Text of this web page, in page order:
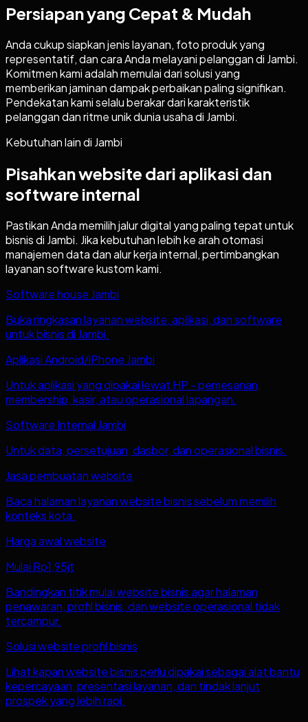
Persiapan yang Cepat & Mudah
Anda cukup siapkan jenis layanan, foto produk yang
representatif, dan cara Anda melayani pelanggan di Jambi.
Komitmen kami adalah memulai dari solusi yang
memberikan jaminan dampak perbaikan paling signifikan.
Pendekatan kami selalu berakar dari karakteristik
pelanggan dan ritme unik dunia usaha di Jambi.
Kebutuhan lain di Jambi
Pisahkan website dari aplikasi dan
software internal
Pastikan Anda memilih jalur digital yang paling tepat untuk
bisnis di Jambi. Jika kebutuhan lebih ke arah otomasi
manajemen data dan alur kerja internal, pertimbangkan
layanan software kustom kami.
Software house Jambi
Buka ringkasan layanan website, aplikasi, dan software
untuk bisnis di Jambi.
Aplikasi Android/iPhone Jambi
Untuk aplikasi yang dipakai lewat HP - pemesanan,
membership, kasir, atau operasional lapangan.
Software Internal Jambi
Untuk data, persetujuan, dasbor, dan operasional bisnis.
Jasa pembuatan website
Baca halaman layanan website bisnis sebelum memilih
konteks kota.
Harga awal website
Mulai Rp1,95jt
Bandingkan titik mulai website bisnis agar halaman
penawaran, profil bisnis, dan website operasional tidak
tercampur.
Solusi website profil bisnis
Lihat kapan website bisnis perlu dipakai sebagai alat bantu
kepercayaan, presentasi layanan, dan tindak lanjut
prospek yang lebih rapi.